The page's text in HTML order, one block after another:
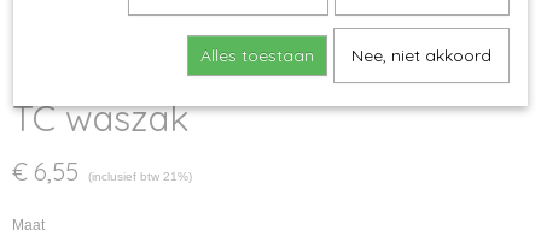
TC waszak
€ 6,55 (inclusief btw 21%)
Maat
Alles toestaan Nee, niet akkoord